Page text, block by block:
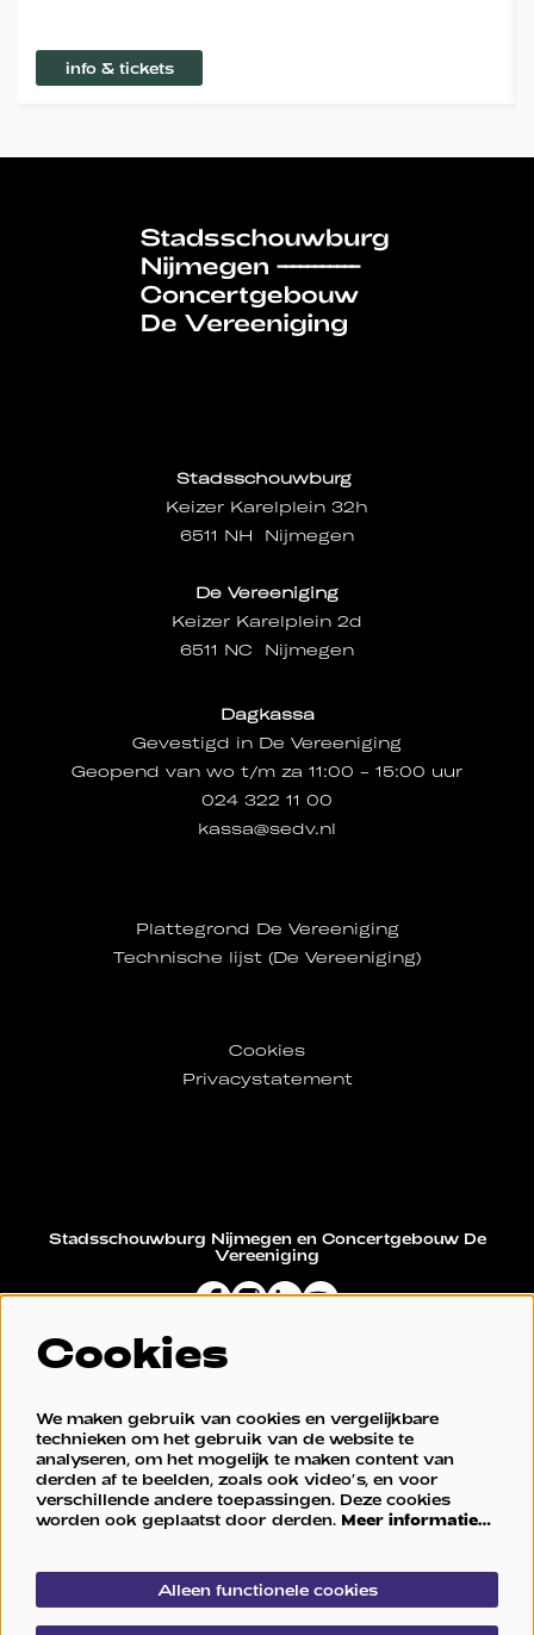
info & tickets
Stadsschouwburg
Keizer Karelplein 32h
6511 NH Nijmegen
De Vereeniging
Keizer Karelplein 2d
6511 NC Nijmegen
Dagkassa
Gevestigd in De Vereeniging
Geopend van wo t/m za 11:00 - 15:00 uur
024 322 11 00
kassa@sedv.nl
Plattegrond De Vereeniging
Technische lijst (De Vereeniging)
Cookies
Privacystatement
Stadsschouwburg Nijmegen en Concertgebouw De
Vereeniging
Cookies
We maken gebruik van cookies en vergelijkbare
technieken om het gebruik van de website te
analyseren, om het mogelijk te maken content van
derden af te beelden, zoals ook video’s, en voor
verschillende andere toepassingen. Deze cookies
worden ook geplaatst door derden. Meer informatie…
Alleen functionele cookies